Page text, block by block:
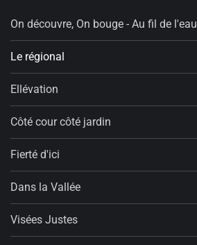
On découvre, On bouge - Au fil de l'eau
Le régional
Ellévation
Côté cour côté jardin
Fierté d'ici
Dans la Vallée
Visées Justes